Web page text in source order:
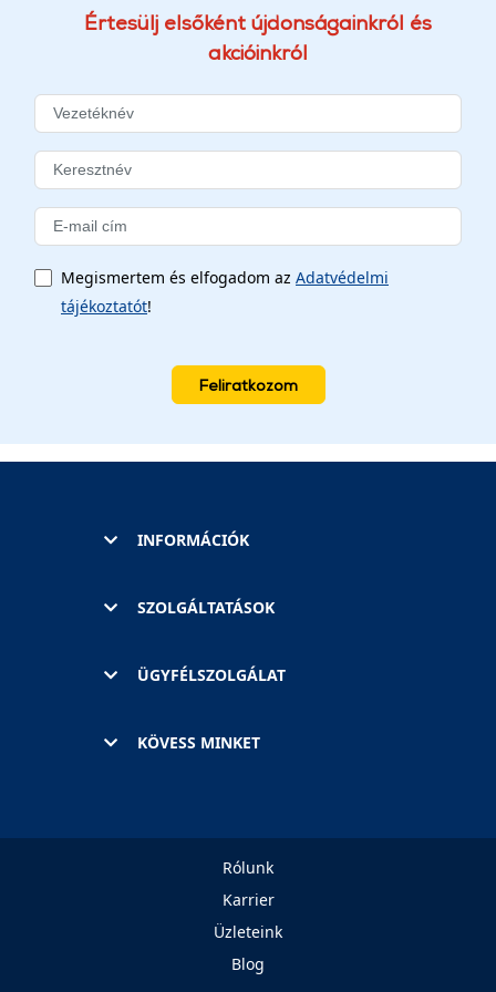
Értesülj elsőként újdonságainkról és
akcióinkról
Megismertem és elfogadom az Adatvédelmi
tájékoztatót!
Feliratkozom
INFORMÁCIÓK
SZOLGÁLTATÁSOK
ÜGYFÉLSZOLGÁLAT
KÖVESS MINKET
Rólunk
Karrier
Üzleteink
Blog